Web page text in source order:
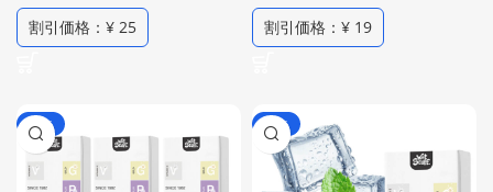
味食用潤滑劑（1瓶3.38盎司/3
瓶）
割引価格：¥ 25
便攜裝 潤滑啫咖哩（3盒/ 18
包）
割引価格：¥ 19
-77% -62%